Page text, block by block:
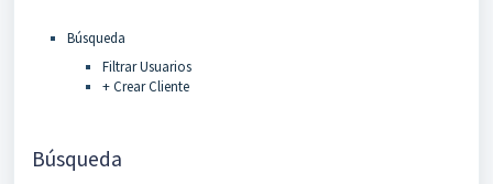
Búsqueda
Filtrar Usuarios
+ Crear Cliente
Búsqueda